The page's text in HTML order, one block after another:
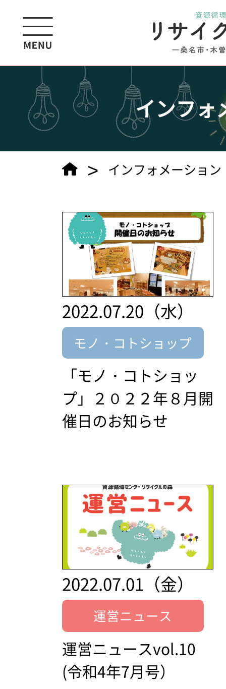
インフォ
> インフォメーショ
2022.07.20（水）
モノ・コトショップ
「モノ・コトショッ
プ」２０２２年８月開
催日のお知らせ
2022.07.01（金）
運営ニュース
運営ニュースvol.10
(令和4年7月号）